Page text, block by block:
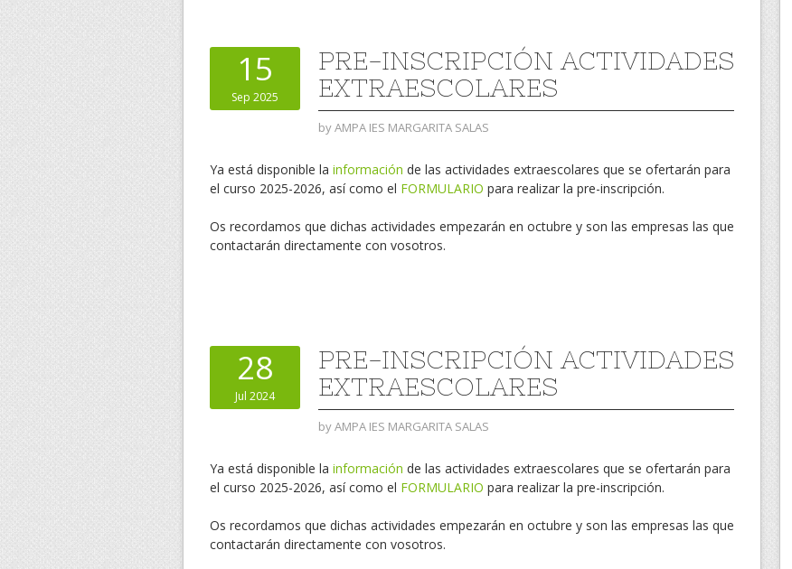
15
Sep 2025
PRE-INSCRIPCIÓN ACTIVIDADES
EXTRAESCOLARES
byAMPA IES MARGARITA SALAS
Ya está disponible la información de las actividades extraescolares que se ofertarán para
el curso 2025-2026, así como el FORMULARIO para realizar la pre-inscripción.
Os recordamos que dichas actividades empezarán en octubre y son las empresas las que
contactarán directamente con vosotros.
28
Jul 2024
PRE-INSCRIPCIÓN ACTIVIDADES
EXTRAESCOLARES
byAMPA IES MARGARITA SALAS
Ya está disponible la información de las actividades extraescolares que se ofertarán para
el curso 2025-2026, así como el FORMULARIO para realizar la pre-inscripción.
Os recordamos que dichas actividades empezarán en octubre y son las empresas las que
contactarán directamente con vosotros.